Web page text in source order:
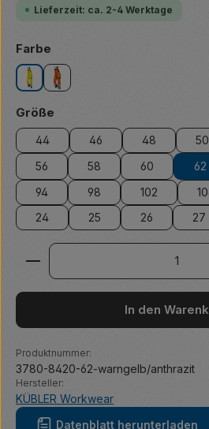
Lieferzeit: ca. 2-4 Werktage
Farbe
warngelb/anthrazit
warnorange/anthrazit
Größe
44 46 48 50
56
58 60 62
94
98 102
24
25 26 27
Produkt Anzahl: Gib den
In den
Produktnummer:
3780-8420-62-warngelb/anthrazit
Hersteller:
KÜBLER Workwear
Datenblatt herunterladen